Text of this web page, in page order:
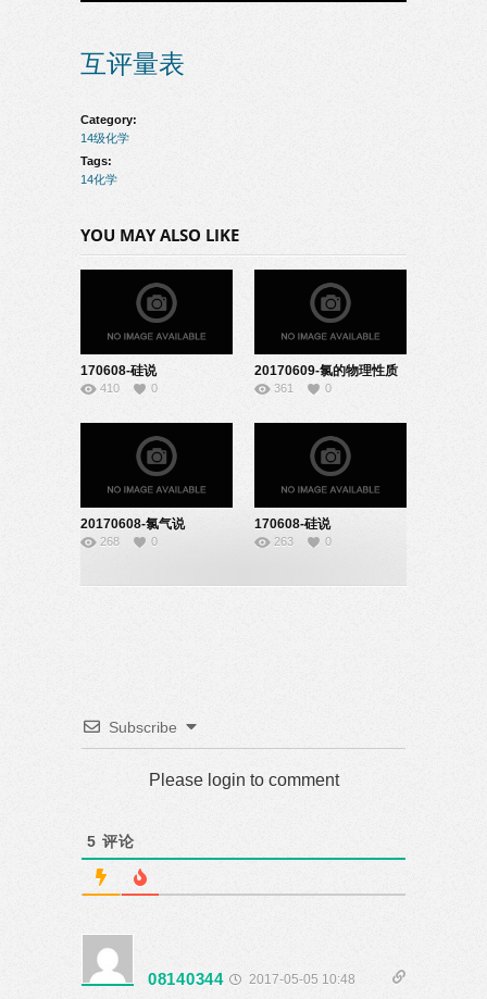
互评量表
Category:
14级化学
Tags:
14化学
YOU MAY ALSO LIKE
170608-硅说
课-22140842
410 0
20170609-氯的物理性质
与化学性质说课–
361 0
20170608-氯气说
课-08140344
268 0
170608-硅说
课-20140228
263 0
Subscribe
Please login to comment
5 评论
08140344 2017-05-05 10:48